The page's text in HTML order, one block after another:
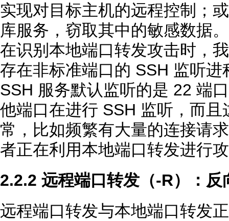
实现对目标主机的远程控制；
库服务，窃取其中的敏感数据。
在识别本地端口转发攻击时，
存在非标准端口的 SSH 监听
SSH 服务默认监听的是 22 端
他端口在进行 SSH 监听，而
常，比如频繁有大量的连接请
者正在利用本地端口转发进行
2.2.2 远程端口转发（-R）：
远程端口转发与本地端口转发